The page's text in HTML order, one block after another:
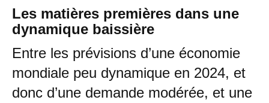
Les matières premières dans une
dynamique baissière
Entre les prévisions d’une économie
mondiale peu dynamique en 2024, et
donc d’une demande modérée, et une